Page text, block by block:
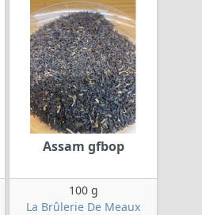
Assam gfbop
100 g
La Brûlerie De Meaux